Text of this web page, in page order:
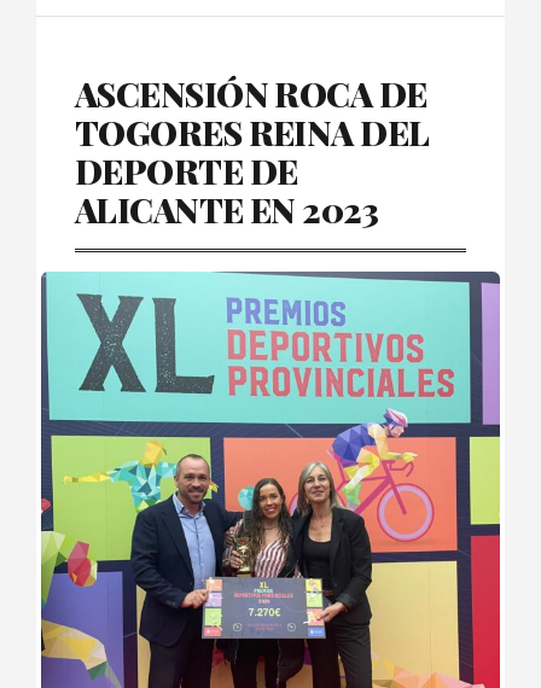
ASCENSIÓN ROCA DE
TOGORES REINA DEL
DEPORTE DE
ALICANTE EN 2023